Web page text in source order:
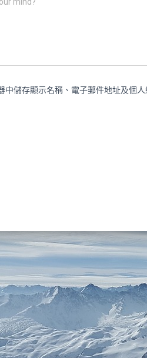
中儲存顯示名稱、電子郵件地址及個